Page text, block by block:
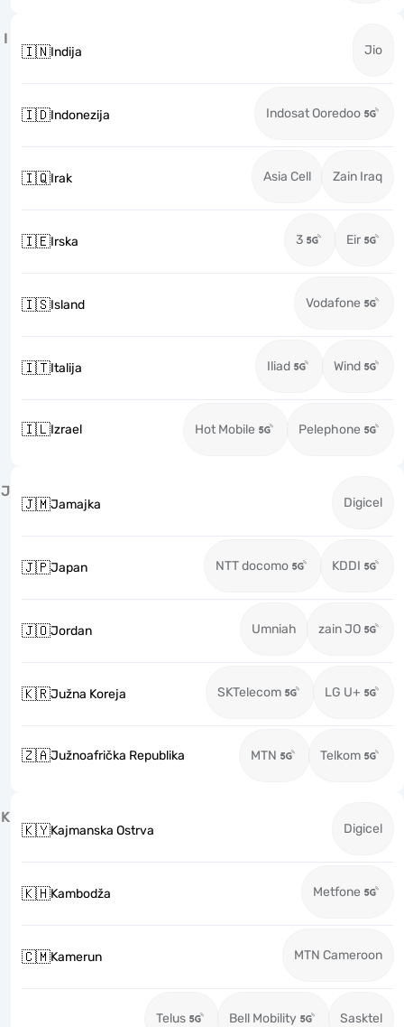
I
🇮🇳Indija Jio
🇮🇩Indonezija Indosat Ooredoo
🇮🇶Irak Asia Cell Zain Iraq
🇮🇪Irska 3 Eir
🇮🇸Island Vodafone
🇮🇹Italija Iliad Wind
🇮🇱Izrael Hot Mobile Pelephone
J
🇯🇲Jamajka Digicel
🇯🇵Japan NTT docomo KDDI
🇯🇴Jordan Umniah zain JO
🇰🇷Južna Koreja SKTelecom LG U+
🇿🇦Južnoafrička Republika MTN Telkom
K
🇰🇾Kajmanska Ostrva Digicel
🇰🇭Kambodža Metfone
🇨🇲Kamerun MTN Cameroon
Telus Bell Mobility Sasktel